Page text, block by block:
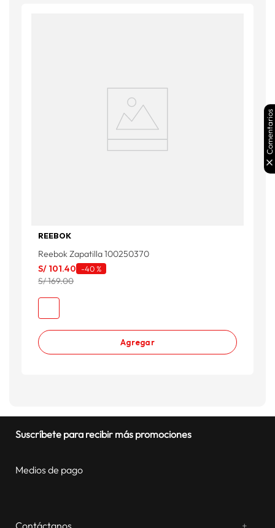
REEBOK
Reebok Zapatilla 100250370
S/ 101.40 -40 %
S/ 169.00
Agregar
Suscríbete para recibir más promociones
Medios de pago
Comentarios